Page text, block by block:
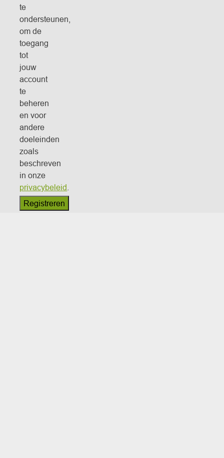
te
ondersteunen,
om de
toegang
tot
jouw
account
te
beheren
en voor
andere
doeleinden
zoals
beschreven
in onze
privacybeleid
Registreren